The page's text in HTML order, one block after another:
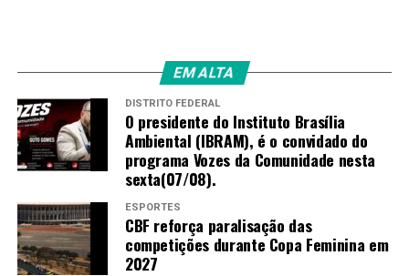
EM ALTA
DISTRITO FEDERAL
O presidente do Instituto Brasília
Ambiental (IBRAM), é o convidado do
programa Vozes da Comunidade nesta
sexta(07/08).
ESPORTES
CBF reforça paralisação das
competições durante Copa Feminina em
2027